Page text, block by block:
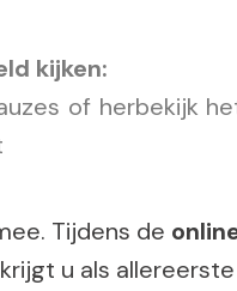
kijken:
of herbekijk
Tijdens de
u als